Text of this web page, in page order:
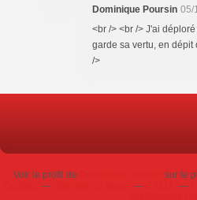
Dominique Poursin 05/
<br /> <br /> J'ai
garde sa vertu, en dépit
/>
Voir le profil de sur le